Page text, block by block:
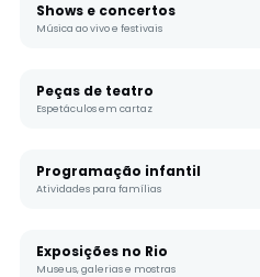
Shows e concertos
Música ao vivo e festivais
Peças de teatro
Espetáculos em cartaz
Programação infantil
Atividades para famílias
Exposições no Rio
Museus, galerias e mostras